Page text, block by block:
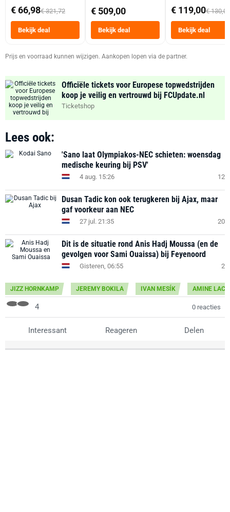
abonnement
€ 66,98€ 321,72
Bekijk deal
€ 509,00
Bekijk deal
Dubbele Mand 9
Tot 6 Personen
Heteluchtfriteuse
Zwart
€ 119,00€ 130,00
Bekijk deal
Prijs en voorraad kunnen wijzigen. Aankopen lopen via de partner.
Officiële tickets voor Europese topwedstrijden
koop je veilig en vertrouwd bij FCUpdate.nl
Ticketshop
Lees ook:
'Sano laat Olympiakos-NEC schieten: woensdag
medische keuring bij PSV'
4 aug. 15:26 12
Dusan Tadic kon ook terugkeren bij Ajax, maar
gaf voorkeur aan NEC
27 jul. 21:35 20
Dit is de situatie rond Anis Hadj Moussa (en de
gevolgen voor Sami Ouaissa) bij Feyenoord
Gisteren, 06:55 2
JIZZ HORNKAMP JEREMY BOKILA IVAN MESÍK AMINE
4 0 reacties
Interessant Reageren Delen